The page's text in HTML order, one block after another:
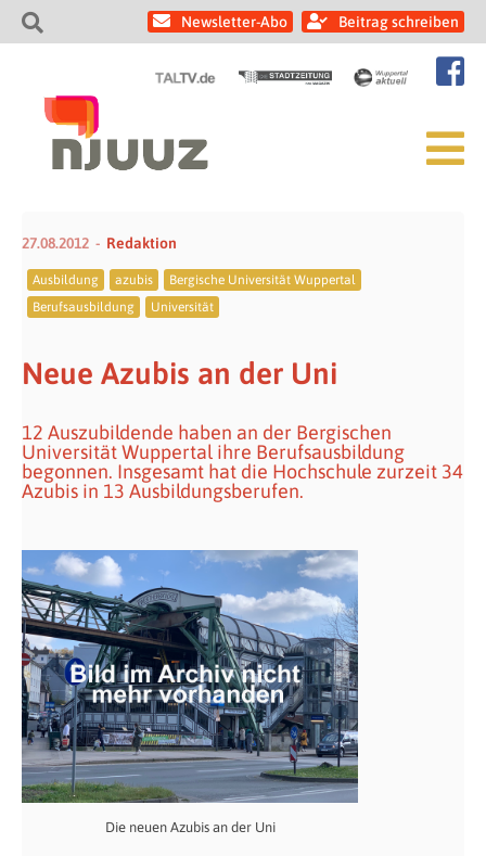
Newsletter-Abo Beitrag schreiben
27.08.2012 Redaktion
Ausbildung azubis
Bergische Universität Wuppertal
Berufsausbildung
Universität
Neue Azubis an der Uni
12 Auszubildende haben an der Bergischen
Universität Wuppertal ihre Berufsausbildung
begonnen. Insgesamt hat die Hochschule zurzeit 34
Azubis in 13 Ausbildungsberufen.
Die neuen Azubis an der Uni